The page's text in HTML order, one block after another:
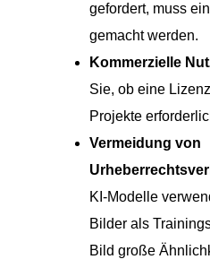
gefordert, muss
gemacht werden.
Kommerzielle
Sie, ob eine
Projekte
Vermeidung von
KI-Modelle
Bilder als
Bild große